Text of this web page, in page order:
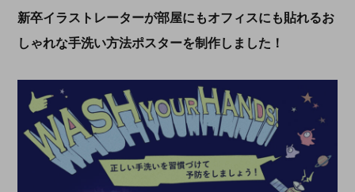
新卒イラストレーターが部屋にもオフィスにも貼れるお
しゃれな手洗い方法ポスターを制作しました！